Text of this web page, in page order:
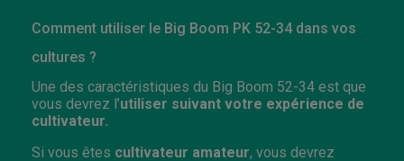
Comment utiliser le Big Boom PK 52-34 dans vos
cultures ?
Une des caractéristiques du Big Boom 52-34 est que
vous devrez l’utiliser suivant votre expérience de
cultivateur.
Si vous êtes cultivateur amateur, vous devrez